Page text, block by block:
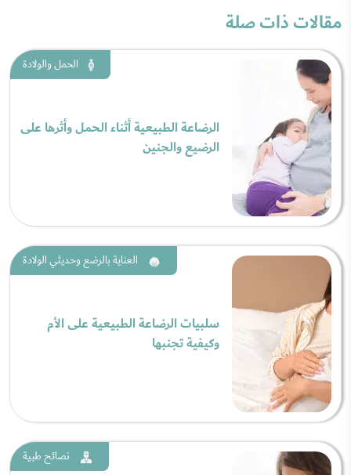
مقالات ذات صلة
الحمل والولادة
الرضاعة الطبيعية أثناء الحمل وأثرها على
الرضيع والجنين
العناية بالرضع وحديثي الولادة
سلبيات الرضاعة الطبيعية على الأم
وكيفية تجنبها
نصائح طبية